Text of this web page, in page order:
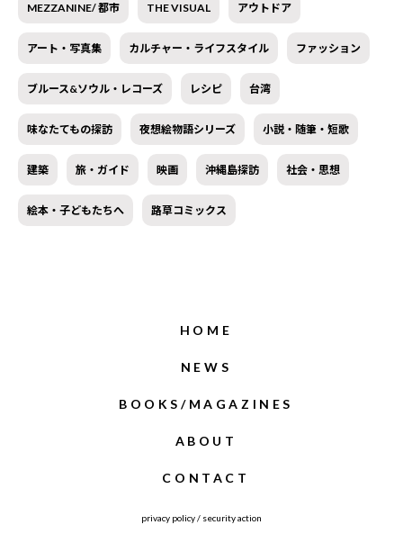
MEZZANINE/ 都市 THE VISUAL アウトドア
アート・写真集 カルチャー・ライフスタイル ファッション
ブルース&ソウル・レコーズ レシピ 台湾
味なたてもの探訪 夜想絵物語シリーズ 小説・随筆・短歌
建築 旅・ガイド 映画 沖縄島探訪 社会・思想
絵本・子どもたちへ 路草コミックス
HOME
NEWS
BOOKS/MAGAZINES
ABOUT
CONTACT
privacy policy/ security action